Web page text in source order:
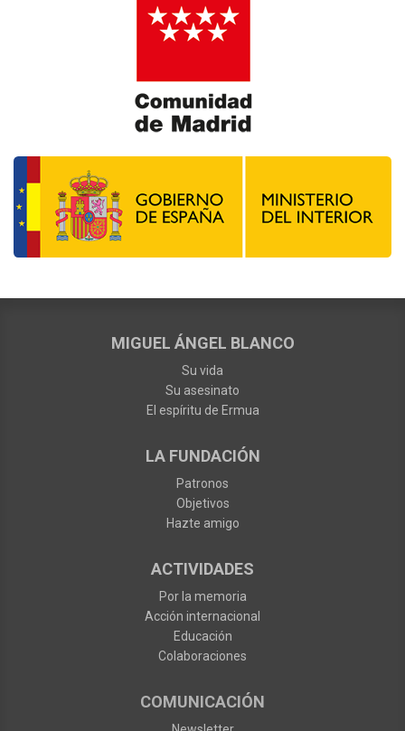
MIGUEL ÁNGEL BLANCO
Su vida
Su asesinato
El espíritu de Ermua
LA FUNDACIÓN
Patronos
Objetivos
Hazte amigo
ACTIVIDADES
Por la memoria
Acción internacional
Educación
Colaboraciones
COMUNICACIÓN